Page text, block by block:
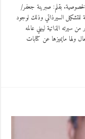
بقلم: صبرينة جعفر/
للتشكيل السيرذاتي وذلك لوجود
سيرته الذاتية ليبني عالمه
ولها مايميزها عن كتابات